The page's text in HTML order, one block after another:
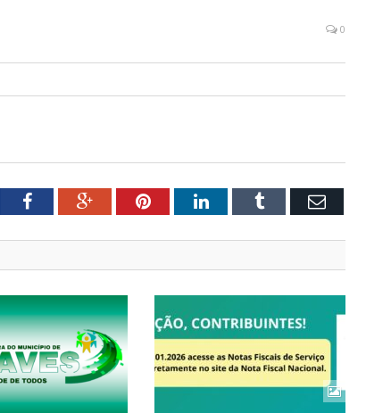
0
FacebookGoogle+PinterestLinkedInTumblr Email